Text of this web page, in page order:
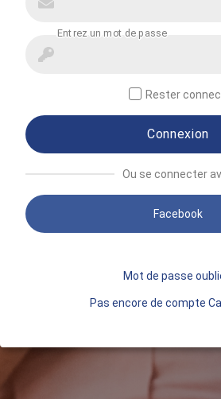
Rester
Connexion
Ou se connecter
Facebook
Mot de passe
Pas encore de compte